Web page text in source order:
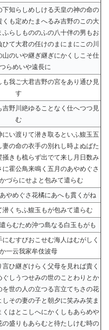
知らしめしける天皇の神の命の
も定めたまへるみ吉野のこの大
らしもののふの八十伴の男もお
て大君の任けのまにまにこの川
のいや継ぎ継ぎにかくしこそ仕
らめいや遠長に
我ご大君吉野の宮をあり通ひ見
す
野川絶ゆることなく仕へつつ見
む
い渡りて潜き取るといふ鰒玉五
の命の衣手の別れし時よぬばた
掻きも梳らず出でて来し月日数み
霍公鳥来鳴く五月のあやめぐさ
づらにせよと包みて遣らむ
やめぐさ花橘にあへも貫くがね
くちふ鰒玉もが包みて遣らむ
らむため沖つ島なる白玉もがも
むすびおこせむ海人はむがしく
一云我家牟伎波母
ひ継ぎけらく父母を見れば貴く
しうつせみの世のことわりとか
を世の人の立つる言立てちさの花
その妻の子と朝夕に笑みみ笑ま
はとこしへにかくしもあらめや
の盛りもあらむと待たしけむ時の